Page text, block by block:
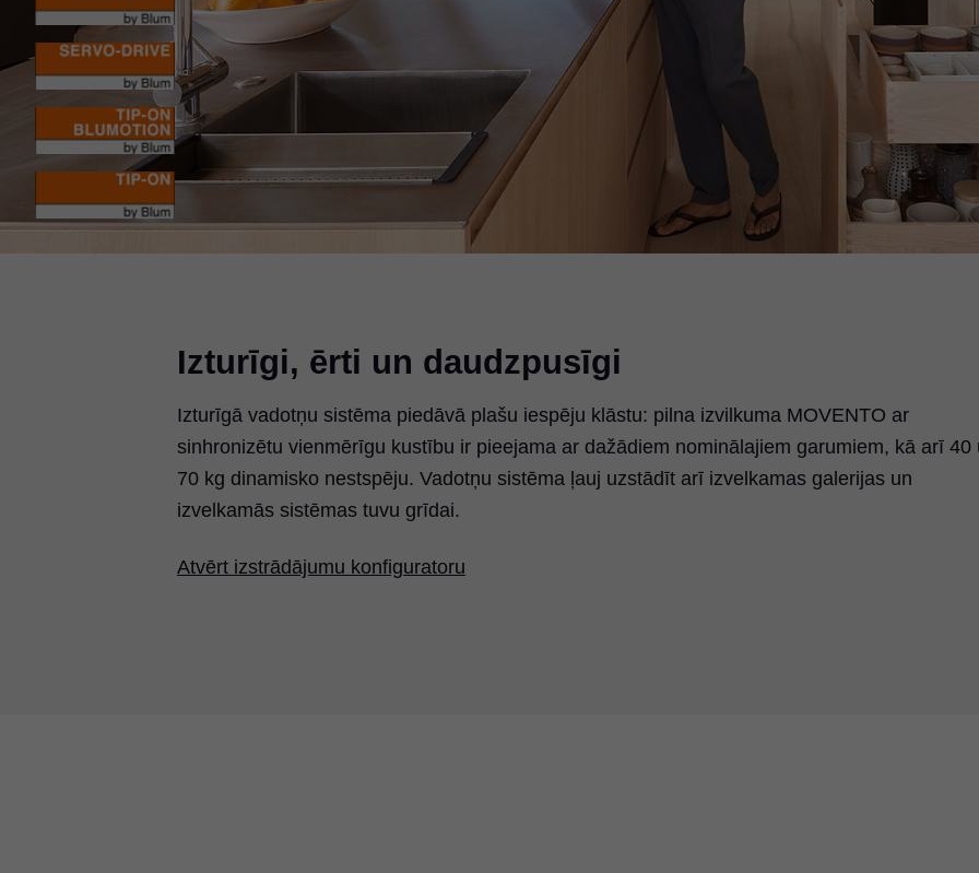
Izturīgi, ērti un daudzpusīgi
Izturīgā vadotņu sistēma piedāvā plašu iespēju klāstu: pilna izvilkuma MOVENTO ar
sinhronizētu vienmērīgu kustību ir pieejama ar dažādiem nominālajiem garumiem, kā arī 40
70 kg dinamisko nestspēju. Vadotņu sistēma ļauj uzstādīt arī izvelkamas galerijas un
izvelkamās sistēmas tuvu grīdai.
Atvērt izstrādājumu konfiguratoru